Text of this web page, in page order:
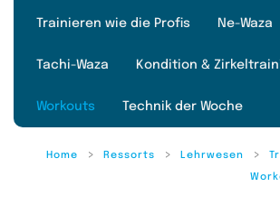
Trainieren wie die Profis Ne-Waza
Tachi-Waza Kondition &
Workouts Technik der Woche
Home Ressorts Lehrwesen